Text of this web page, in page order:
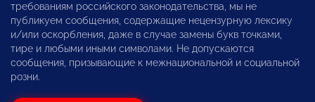
требованиям российского законодательства, мы не
публикуем сообщения, содержащие нецензурную лексику
и/или оскорбления, даже в случае замены букв точками,
тире и любыми иными символами. Не допускаются
сообщения, призывающие к межнациональной и социальной
розни.